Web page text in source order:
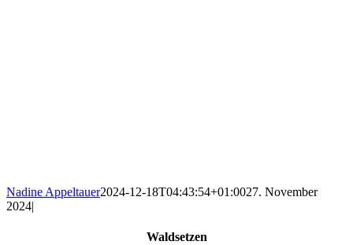
Nadine Appeltauer2024-12-18T04:43:54+01:0027. November
2024|
Waldsetzen